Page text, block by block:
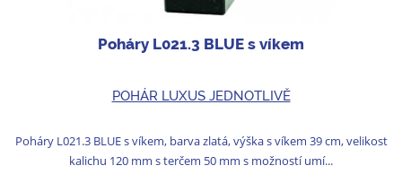
Poháry L021.3 BLUE s víkem
POHÁR LUXUS JEDNOTLIVĚ
Poháry L021.3 BLUE s víkem, barva zlatá, výška s víkem 39 cm, velikost
kalichu 120 mm s terčem 50 mm s možností umí...